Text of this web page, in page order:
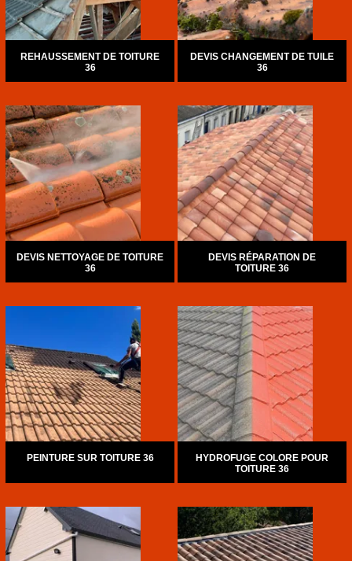
REHAUSSEMENT DE TOITURE
36
DEVIS CHANGEMENT DE TUILE
36
DEVIS NETTOYAGE DE TOITURE
36
DEVIS RÉPARATION DE
TOITURE 36
PEINTURE SUR TOITURE 36
HYDROFUGE COLORE POUR
TOITURE 36